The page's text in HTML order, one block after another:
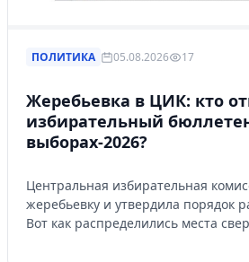
ПОЛИТИКА 05.08.2026 17
Жеребьевка в ЦИК: кто
избирательный
выборах-2026?
Центральная избирательная
жеребьевку и утвердила порядок
Вот как распределились места